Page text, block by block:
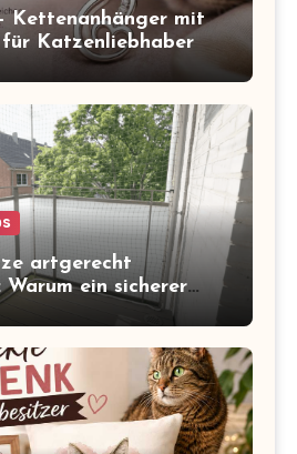
Kettenanhänger mit
Katzenliebhaber
artgerecht
ein sicherer
dazugehört